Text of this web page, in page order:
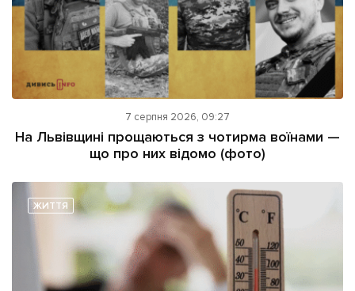
7 серпня 2026, 09:27
На Львівщині прощаються з чотирма воїнами —
що про них відомо (фото)
ЖИТТЯ